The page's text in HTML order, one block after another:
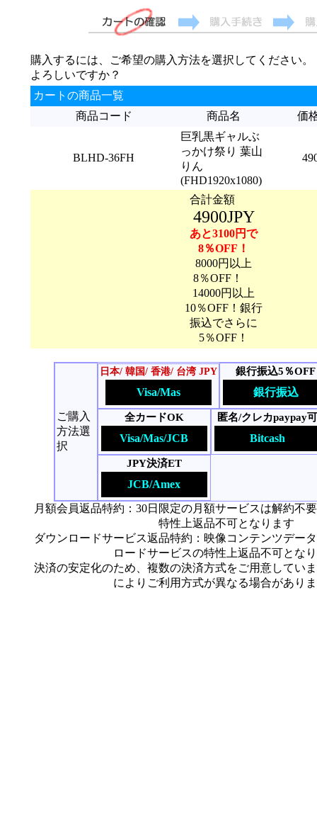
購入するには、ご希望の購入方法を選択してください。
よろしいですか？
カートの商品一覧
商品コード
商品名 価
BLHD-36FH
巨乳黒ギャルぶ
っかけ祭り 葉山
りん
(FHD1920x1080)
合計金額
4900JPY
あと3100円で
8％OFF！
8000円以上
8％OFF！
14000円以上
10％OFF！銀行
振込でさらに
5％OFF！
ご購入
方法選
択
日本/ 韓国/ 香港/ 台湾 JPY
Visa/Mas
銀行振込5％OFF
銀行振込
全カードOK
Visa/Mas/JCB
匿名/クレカpaypay可
Bitcash
JPY決済ET
JCB/Amex
月額会員返品特約：30日限定の月額サービスは解約不
特性上返品不可となります
ダウンロードサービス返品特約：映像コンテンツデー
ロードサービスの特性上返品不可とな
決済の安定化のため、複数の決済方式をご用意してい
によりご利用方式が異なる場合があり